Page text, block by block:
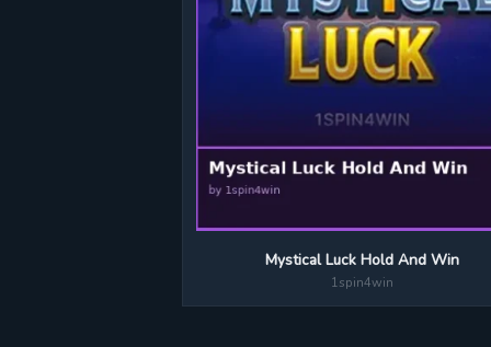
Mystical Luck Hold And Win
1spin4win